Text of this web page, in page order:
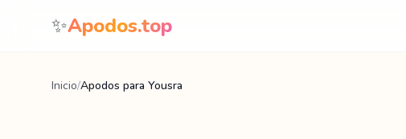
Saltar al contenido
✨Apodos.top
Inicio/Apodos para Yousra